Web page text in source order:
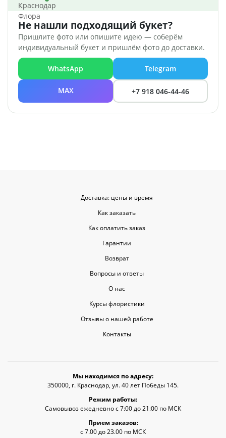
Не нашли подходящий букет?
Пришлите фото или опишите идею — соберём
индивидуальный букет и пришлём фото до доставки.
WhatsApp Telegram
MAX +7 918 046-44-46
Доставка: цены и время
Как заказать
Как оплатить заказ
Гарантии
Возврат
Вопросы и ответы
О нас
Курсы флористики
Отзывы о нашей работе
Контакты
Мы находимся по адресу:
350000, г. Краснодар, ул. 40 лет Победы 145.
Режим работы:
Самовывоз ежедневно с 7:00 до 21:00 по МСК
Прием заказов:
с 7.00 до 23.00 по МСК